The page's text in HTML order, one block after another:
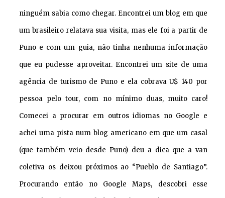
ninguém sabia como chegar. Encontrei um blog em que
um brasileiro relatava sua visita, mas ele foi a partir de
Puno e com um guia, não tinha nenhuma informação
que eu pudesse aproveitar. Encontrei um site de uma
agência de turismo de Puno e ela cobrava U$ 140 por
pessoa pelo tour, com no mínimo duas, muito caro!
Comecei a procurar em outros idiomas no Google e
achei uma pista num blog americano em que um casal
(que também veio desde Puno) deu a dica que a van
coletiva os deixou próximos ao “Pueblo de Santiago”.
Procurando então no Google Maps, descobri esse